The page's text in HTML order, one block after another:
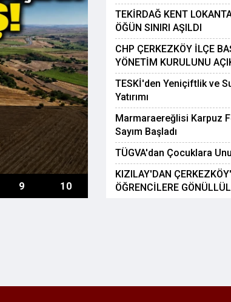
9 10
TEKİRDAĞ KENT
ÖĞÜN SINIRI AŞILDI
CHP ÇERKEZKÖY İLÇE
YÖNETİM KURULUNU
TESKİ'den Yeniçiftlik ve
Yatırımı
Marmaraereğlisi Karpuz
Sayım Başladı
TÜGVA'dan Çocuklara
KIZILAY'DAN
ÖĞRENCİLERE